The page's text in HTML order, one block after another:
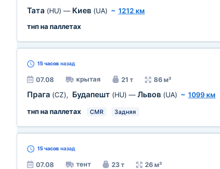
Тата (HU) — Киев (UA) ~ 1212 км
тнп на паллетах
15 часов назад
07.08 крытая 21 т 86 м³
Прага (CZ), Будапешт (HU) — Львов (UA) ~ 1099 км
тнп на паллетах
CMR Задняя
15 часов назад
07.08 тент 23 т 26 м³